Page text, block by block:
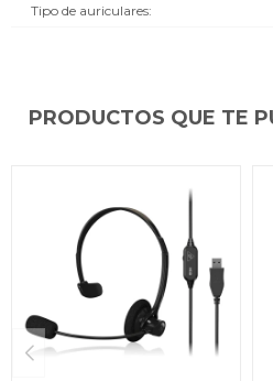
Tipo de auriculares
PRODUCTOS QUE TE